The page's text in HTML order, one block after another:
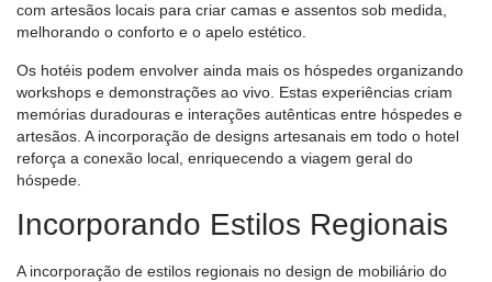
com artesãos locais para criar camas e assentos sob medida,
melhorando o conforto e o apelo estético.
Os hotéis podem envolver ainda mais os hóspedes organizando
workshops e demonstrações ao vivo. Estas experiências criam
memórias duradouras e interações autênticas entre hóspedes e
artesãos. A incorporação de designs artesanais em todo o hotel
reforça a conexão local, enriquecendo a viagem geral do
hóspede.
Incorporando Estilos Regionais
A incorporação de estilos regionais no design de mobiliário do